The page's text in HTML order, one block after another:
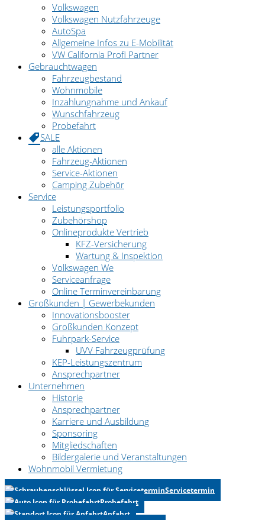
Volkswagen
Volkswagen Nutzfahrzeuge
AutoSpa
Allgemeine Infos zu E-Mobilität
VW California Profi Partner
Gebrauchtwagen
Fahrzeugbestand
Wohnmobile
Inzahlungnahme und Ankauf
Wunschfahrzeug
Probefahrt
SALE
alle Aktionen
Fahrzeug-Aktionen
Service-Aktionen
Camping Zubehör
Service
Leistungsportfolio
Zubehörshop
Onlineprodukte Vertrieb
KFZ-Versicherung
Wartung & Inspektion
Volkswagen We
Serviceanfrage
Online Terminvereinbarung
Großkunden | Gewerbekunden
Innovationsbooster
Großkunden Konzept
Fuhrpark-Service
UVV Fahrzeugprüfung
KEP-Leistungszentrum
Ansprechpartner
Unternehmen
Historie
Ansprechpartner
Karriere und Ausbildung
Sponsoring
Mitgliedschaften
Bildergalerie und Veranstaltungen
Wohnmobil Vermietung
Servicetermin
Probefahrt
Anfahrt